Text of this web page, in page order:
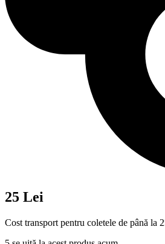
25 Lei
Cost transport pentru coletele de până la